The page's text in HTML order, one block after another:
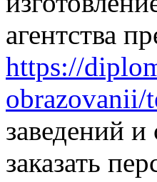
агентства
https://
obrazovanii/
заведений
заказать